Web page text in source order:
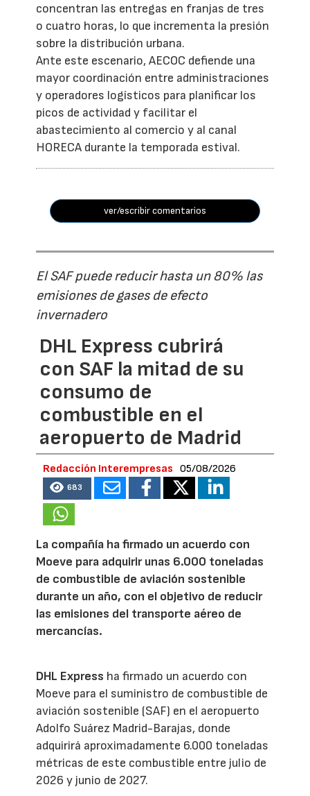
concentran las entregas en franjas de tres
o cuatro horas, lo que incrementa la presión
sobre la distribución urbana.
Ante este escenario, AECOC defiende una
mayor coordinación entre administraciones
y operadores logísticos para planificar los
picos de actividad y facilitar el
abastecimiento al comercio y al canal
HORECA durante la temporada estival.
ver/escribir comentarios
El SAF puede reducir hasta un 80% las
emisiones de gases de efecto
invernadero
DHL Express cubrirá
con SAF la mitad de su
consumo de
combustible en el
aeropuerto de Madrid
Redacción Interempresas 05/08/2026
683
La compañía ha firmado un acuerdo con
Moeve para adquirir unas 6.000 toneladas
de combustible de aviación sostenible
durante un año, con el objetivo de reducir
las emisiones del transporte aéreo de
mercancías.
DHL Express ha firmado un acuerdo con
Moeve para el suministro de combustible de
aviación sostenible (SAF) en el aeropuerto
Adolfo Suárez Madrid-Barajas, donde
adquirirá aproximadamente 6.000 toneladas
métricas de este combustible entre julio de
2026 y junio de 2027.